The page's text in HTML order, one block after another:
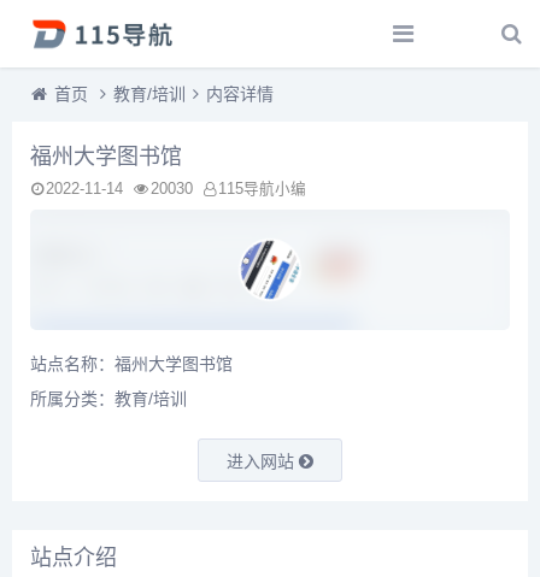
首页 教育/培训 内容详情
福州大学图书馆
2022-11-14 20030 115导航小编
站点名称：福州大学图书馆
所属分类： 教育/培训
进入网站
站点介绍